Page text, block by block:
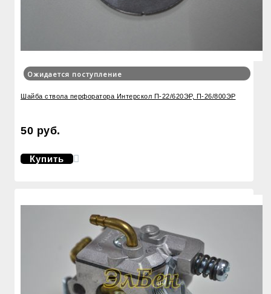
Ожидается поступление
Шайба ствола перфоратора Интерскол П-22/620ЭР, П-26/800ЭР
50 руб.
Купить